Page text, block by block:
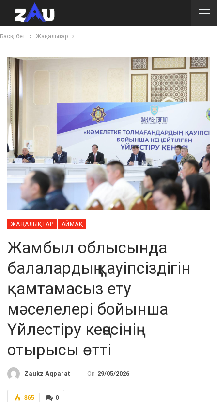
Басқы бет Жаңалықтар
ЖАҢАЛЫҚТАР АЙМАҚ
Жамбыл облысында
балалардың қауіпсіздігін
қамтамасыз ету
мәселелері бойынша
Үйлестіру кеңесінің
отырысы өтті
Zaukz Aqparat On 29/05/2026
0
865